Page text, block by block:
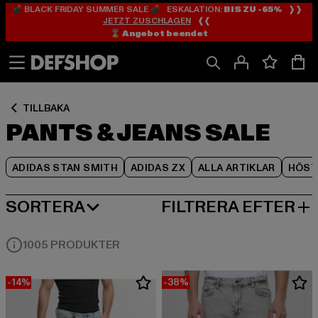
Hoppa
till
Hoppa
till
💣 BLACK FRIDAY SUMMER SALE 💣 ESKALATION:BIS ZU -65% ❱❱
JETZT ZUSCHLAGEN❰❰
⌛️ Angebot beendet
TILLBAKA
PANTS & JEANS SALE
ADIDAS STAN SMITH ADIDAS ZX ALLA ARTIKLAR
Hoppa
till
SORTERA
MEST POPULÄRT FILTRERA EFTER
1005 PRODUKTER
-14% -38%